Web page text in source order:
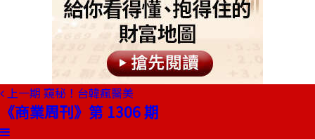
上一期 窺秘！台韓瘋醫美
《商業周刊》第 1306 期